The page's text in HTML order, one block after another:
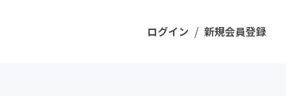
ログイン / 新規会員登録